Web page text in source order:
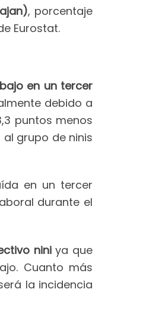
, porcentaje
Eurostat.
en un tercer
debido a
puntos menos
grupo de ninis
en un tercer
durante el
niniya que
Cuanto más
la incidencia